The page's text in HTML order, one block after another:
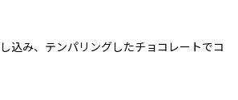
込み、テンパリングしたチョコレートでコ